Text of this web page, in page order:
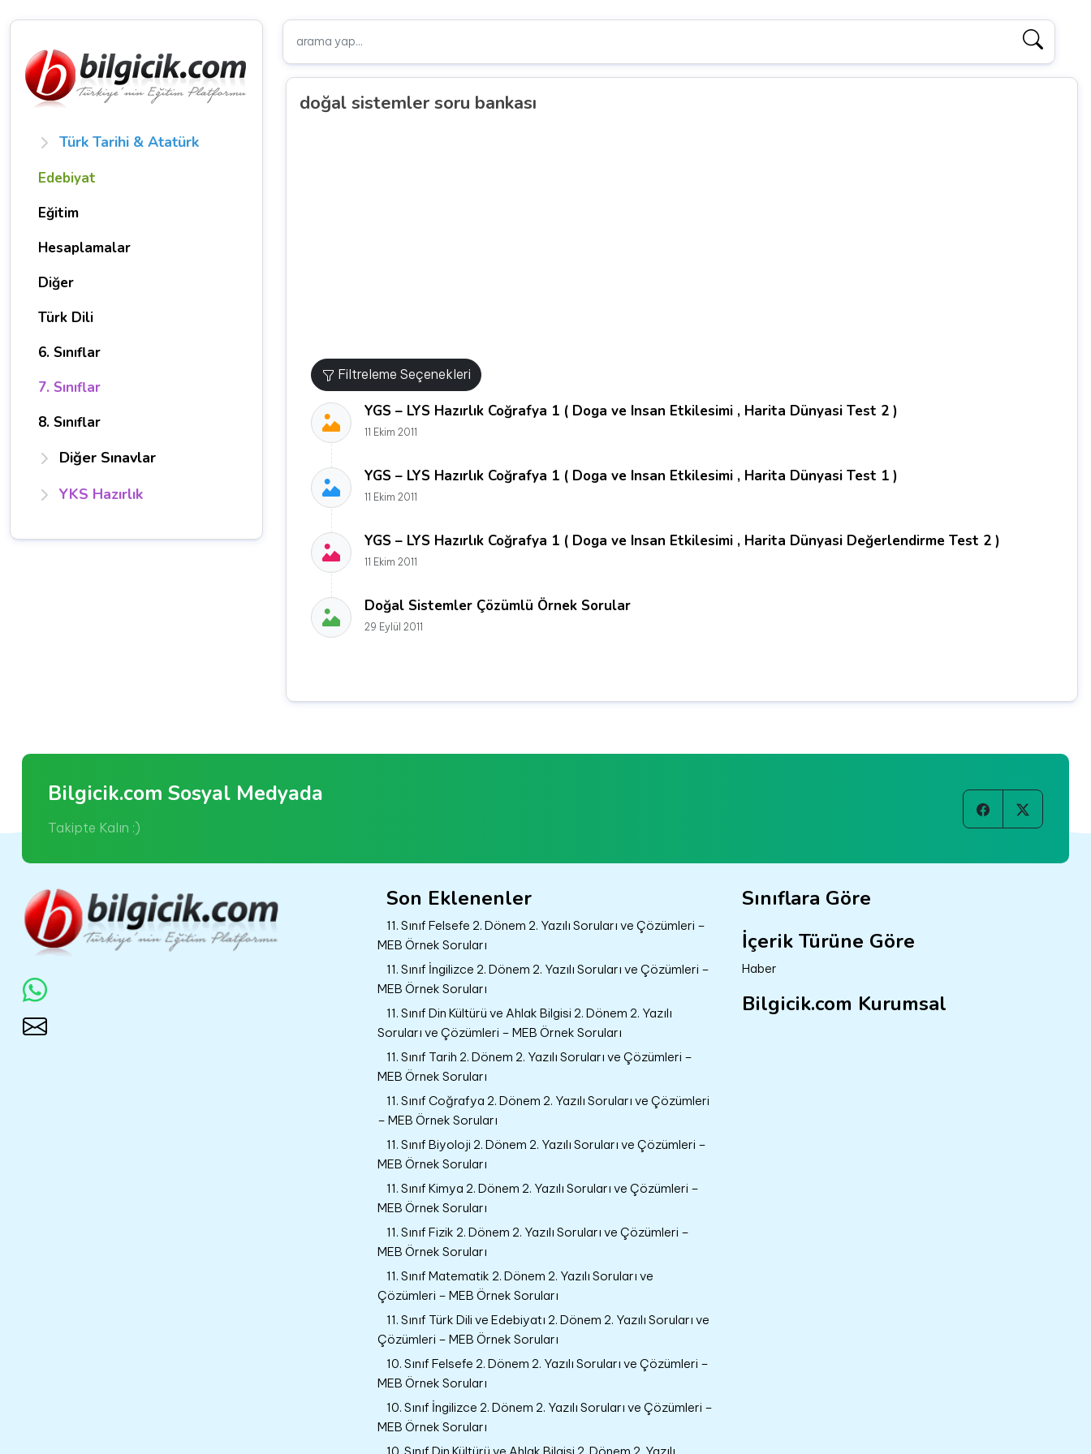
Türk Tarihi & Atatürk
Edebiyat
Eğitim
Hesaplamalar
Diğer
Türk Dili
6. Sınıflar
7. Sınıflar
8. Sınıflar
Diğer Sınavlar
YKS Hazırlık
doğal sistemler soru bankası
Filtreleme Seçenekleri
YGS – LYS Hazırlık Coğrafya 1 ( Doga ve Insan Etkilesimi , Harita Dünyasi Test 2 )
11 Ekim 2011
YGS – LYS Hazırlık Coğrafya 1 ( Doga ve Insan Etkilesimi , Harita Dünyasi Test 1 )
11 Ekim 2011
YGS – LYS Hazırlık Coğrafya 1 ( Doga ve Insan Etkilesimi , Harita Dünyasi Değerlendirme Test 2 )
11 Ekim 2011
Doğal Sistemler Çözümlü Örnek Sorular
29 Eylül 2011
Bilgicik.com Sosyal Medyada
Takipte Kalın :)
Son Eklenenler
11. Sınıf Felsefe 2. Dönem 2. Yazılı Soruları ve Çözümleri –
MEB Örnek Soruları
11. Sınıf İngilizce 2. Dönem 2. Yazılı Soruları ve Çözümleri –
MEB Örnek Soruları
11. Sınıf Din Kültürü ve Ahlak Bilgisi 2. Dönem 2. Yazılı
Soruları ve Çözümleri – MEB Örnek Soruları
11. Sınıf Tarih 2. Dönem 2. Yazılı Soruları ve Çözümleri –
MEB Örnek Soruları
11. Sınıf Coğrafya 2. Dönem 2. Yazılı Soruları ve Çözümleri
– MEB Örnek Soruları
11. Sınıf Biyoloji 2. Dönem 2. Yazılı Soruları ve Çözümleri –
MEB Örnek Soruları
11. Sınıf Kimya 2. Dönem 2. Yazılı Soruları ve Çözümleri –
MEB Örnek Soruları
11. Sınıf Fizik 2. Dönem 2. Yazılı Soruları ve Çözümleri –
MEB Örnek Soruları
11. Sınıf Matematik 2. Dönem 2. Yazılı Soruları ve
Çözümleri – MEB Örnek Soruları
11. Sınıf Türk Dili ve Edebiyatı 2. Dönem 2. Yazılı Soruları ve
Çözümleri – MEB Örnek Soruları
10. Sınıf Felsefe 2. Dönem 2. Yazılı Soruları ve Çözümleri –
MEB Örnek Soruları
10. Sınıf İngilizce 2. Dönem 2. Yazılı Soruları ve Çözümleri –
MEB Örnek Soruları
Sınıflara Göre
İçerik Türüne Göre
Haber
Bilgicik.com Kurumsal